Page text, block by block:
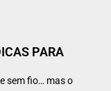
PARA
sem fio… mas o